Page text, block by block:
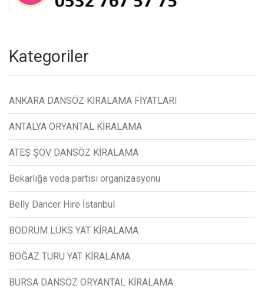
Kategoriler
ANKARA DANSÖZ KİRALAMA FİYATLARI
ANTALYA ORYANTAL KİRALAMA
ATEŞ ŞOV DANSÖZ KİRALAMA
Bekarlığa veda partisi organizasyonu
Belly Dancer Hire İstanbul
BODRUM LÜKS YAT KİRALAMA
BOĞAZ TURU YAT KİRALAMA
BURSA DANSÖZ ORYANTAL KİRALAMA